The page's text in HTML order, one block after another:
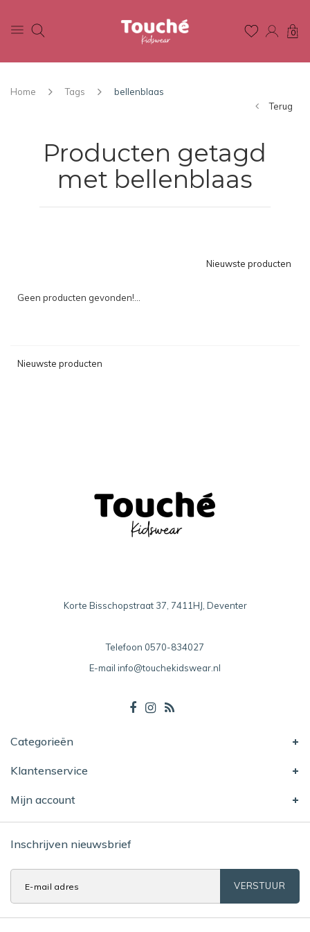
0
Home Tags
bellenblaas
Terug
Producten getagd
met bellenblaas
Nieuwste producten
Geen producten gevonden!...
Nieuwste producten
Korte Bisschopstraat 37, 7411HJ, Deventer
Telefoon 0570-834027
E-mail info@touchekidswear.nl
Categorieën
Klantenservice
Mijn account
Inschrijven nieuwsbrief
VERSTUUR